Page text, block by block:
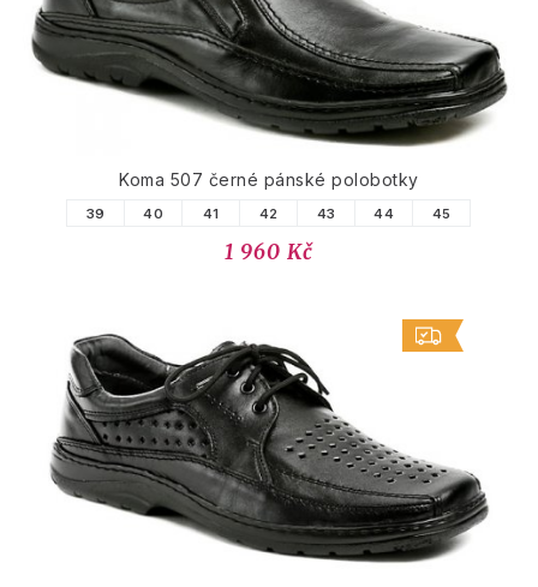
Koma 507 černé pánské polobotky
39 40 41 42 43 44 45
1 960 Kč